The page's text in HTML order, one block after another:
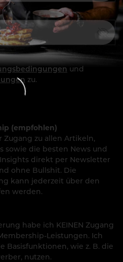
und
zu.
(empfohlen)
Zugang zu allen Artikeln,
sowie die besten News und
direkt per Newsletter
ohne Bullshit. Die
kann jederzeit über den
werden.
habe ich KEINEN Zugang
Leistungen. Ich
Basisfunktionen, wie z. B. die
nutzen.